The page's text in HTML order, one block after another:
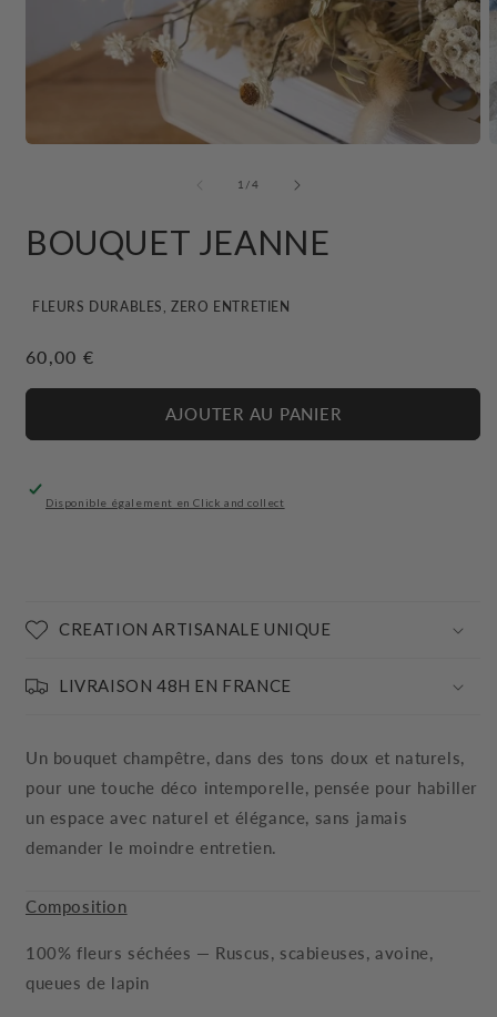
une
fenêtre
1 /de
4
BOUQUET JEANNE
FLEURS DURABLES, ZERO ENTRETIEN
Prix
60,00 €
AJOUTER AU PANIER
Disponible également en Click and collect
CREATION ARTISANALE UNIQUE
LIVRAISON 48H EN FRANCE
Un bouquet champêtre, dans des tons doux et naturels,
pour une touche déco intemporelle, pensée pour habiller
un espace avec naturel et élégance, sans jamais
demander le moindre entretien.
Composition
100% fleurs séchées — Ruscus, scabieuses, avoine,
queues de lapin